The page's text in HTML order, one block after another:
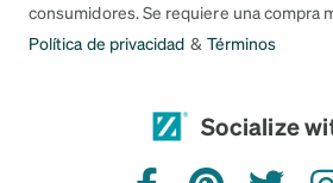
consumidores. Se requiere una compra
Política de privacidad & Términos
Socialize